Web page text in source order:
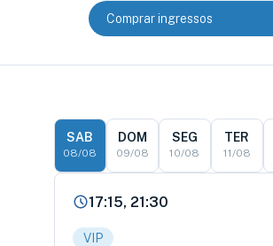
Comprar ingressos
SAB
08/08
DOM
09/08
SEG
10/08
TER
11/08
17:15, 21:30
VIP